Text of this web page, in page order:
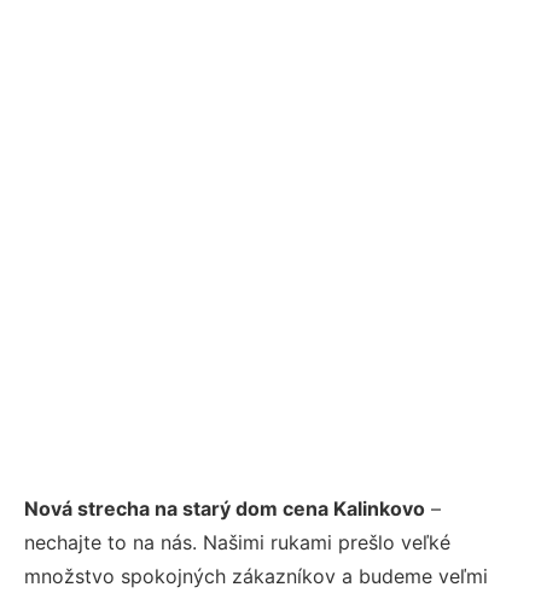
Nová strecha na starý dom cena Kalinkovo –
nechajte to na nás. Našimi rukami prešlo veľké
množstvo spokojných zákazníkov a budeme veľmi